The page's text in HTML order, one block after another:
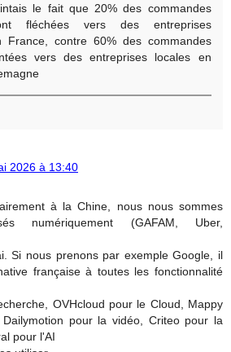
le fait que 20% des commandes
fléchées vers des entreprises
France, contre 60% des commandes
vers des entreprises locales en
2026 à 13:40
à la Chine, nous nous sommes
numériquement (GAFAM, Uber,
Si nous prenons par exemple Google, il
française à toutes les fonctionnalité
OVHcloud pour le Cloud, Mappy
pour la vidéo, Criteo pour la
pour l'AI